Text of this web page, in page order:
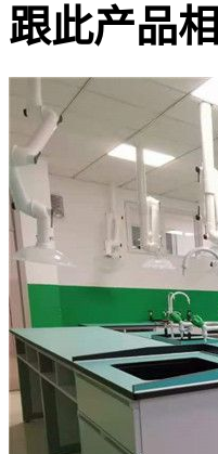
跟此产品